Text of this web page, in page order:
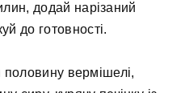
додай нарізаний
до готовності.
вермішелі,